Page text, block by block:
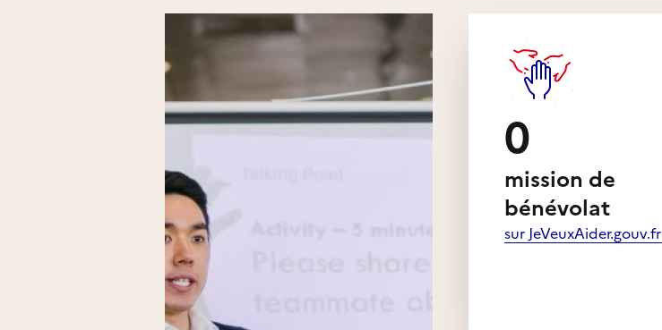
des pratiques françaises de santé en organisant
des salons, des ateliers, des stages, des
conférences, des formations, etc.
0
mission de
bénévolat
sur JeVeuxAider.gouv.fr